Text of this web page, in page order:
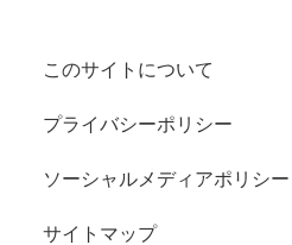
このサイトについて
プライバシーポリシー
ソーシャルメディアポリシー
サイトマップ